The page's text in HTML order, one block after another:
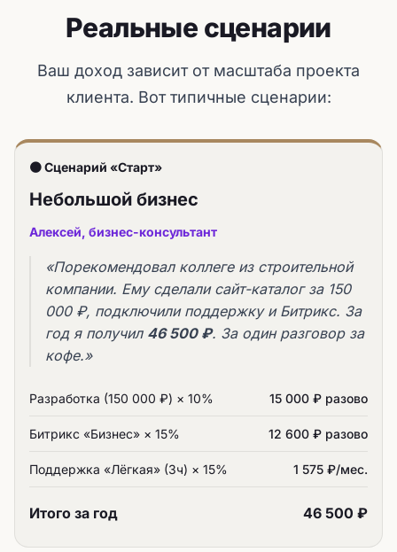
Реальные сценарии
Ваш доход зависит от масштаба проекта
клиента. Вот типичные сценарии:
🟤 Сценарий «Старт»
Небольшой бизнес
Алексей, бизнес-консультант
«Порекомендовал коллеге из строительной
компании. Ему сделали сайт-каталог за 150
000 ₽, подключили поддержку и Битрикс. За
год я получил 46 500 ₽. За один разговор за
кофе.»
Разработка (150 000 ₽) × 10% 15 000 ₽ разово
Битрикс «Бизнес» × 15% 12 600 ₽ разово
Поддержка «Лёгкая» (3ч) × 15% 1 575 ₽/мес.
Итого за год 46 500 ₽